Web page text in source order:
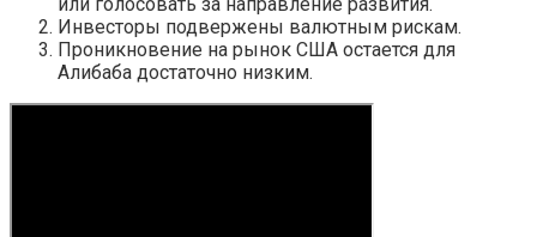
или голосовать за направление развития.
Инвесторы подвержены валютным рискам.
Проникновение на рынок США остается для
Алибаба достаточно низким.